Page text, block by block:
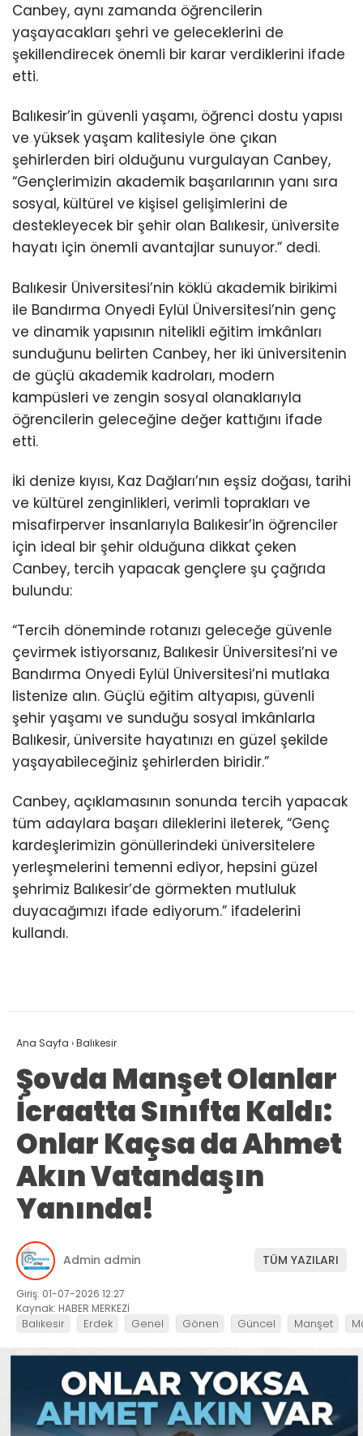
Canbey, aynı zamanda öğrencilerin
yaşayacakları şehri ve geleceklerini de
şekillendirecek önemli bir karar verdiklerini ifade
etti.
Balıkesir’in güvenli yaşamı, öğrenci dostu yapısı
ve yüksek yaşam kalitesiyle öne çıkan
şehirlerden biri olduğunu vurgulayan Canbey,
“Gençlerimizin akademik başarılarının yanı sıra
sosyal, kültürel ve kişisel gelişimlerini de
destekleyecek bir şehir olan Balıkesir, üniversite
hayatı için önemli avantajlar sunuyor.” dedi.
Balıkesir Üniversitesi’nin köklü akademik birikimi
ile Bandırma Onyedi Eylül Üniversitesi’nin genç
ve dinamik yapısının nitelikli eğitim imkânları
sunduğunu belirten Canbey, her iki üniversitenin
de güçlü akademik kadroları, modern
kampüsleri ve zengin sosyal olanaklarıyla
öğrencilerin geleceğine değer kattığını ifade
etti.
İki denize kıyısı, Kaz Dağları’nın eşsiz doğası, tarihi
ve kültürel zenginlikleri, verimli toprakları ve
misafirperver insanlarıyla Balıkesir’in öğrenciler
için ideal bir şehir olduğuna dikkat çeken
Canbey, tercih yapacak gençlere şu çağrıda
bulundu:
“Tercih döneminde rotanızı geleceğe güvenle
çevirmek istiyorsanız, Balıkesir Üniversitesi’ni ve
Bandırma Onyedi Eylül Üniversitesi’ni mutlaka
listenize alın. Güçlü eğitim altyapısı, güvenli
şehir yaşamı ve sunduğu sosyal imkânlarla
Balıkesir, üniversite hayatınızı en güzel şekilde
yaşayabileceğiniz şehirlerden biridir.”
Canbey, açıklamasının sonunda tercih yapacak
tüm adaylara başarı dileklerini ileterek, “Genç
kardeşlerimizin gönüllerindeki üniversitelere
yerleşmelerini temenni ediyor, hepsini güzel
şehrimiz Balıkesir’de görmekten mutluluk
duyacağımızı ifade ediyorum.” ifadelerini
kullandı.
Ana Sayfa ›Balıkesir
Şovda Manşet Olanlar
İcraatta Sınıfta Kaldı:
Onlar Kaçsa da Ahmet
Akın Vatandaşın
Yanında!
Admin admin TÜM YAZILARI
Giriş: 01-07-2026 12:27
Kaynak: HABER MERKEZİ
Balıkesir Erdek Genel Gönen Güncel Manşet